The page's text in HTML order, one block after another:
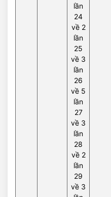
lần
24
về 2
lần
25
về 3
lần
26
về 5
lần
27
về 3
lần
28
về 2
lần
29
về 3